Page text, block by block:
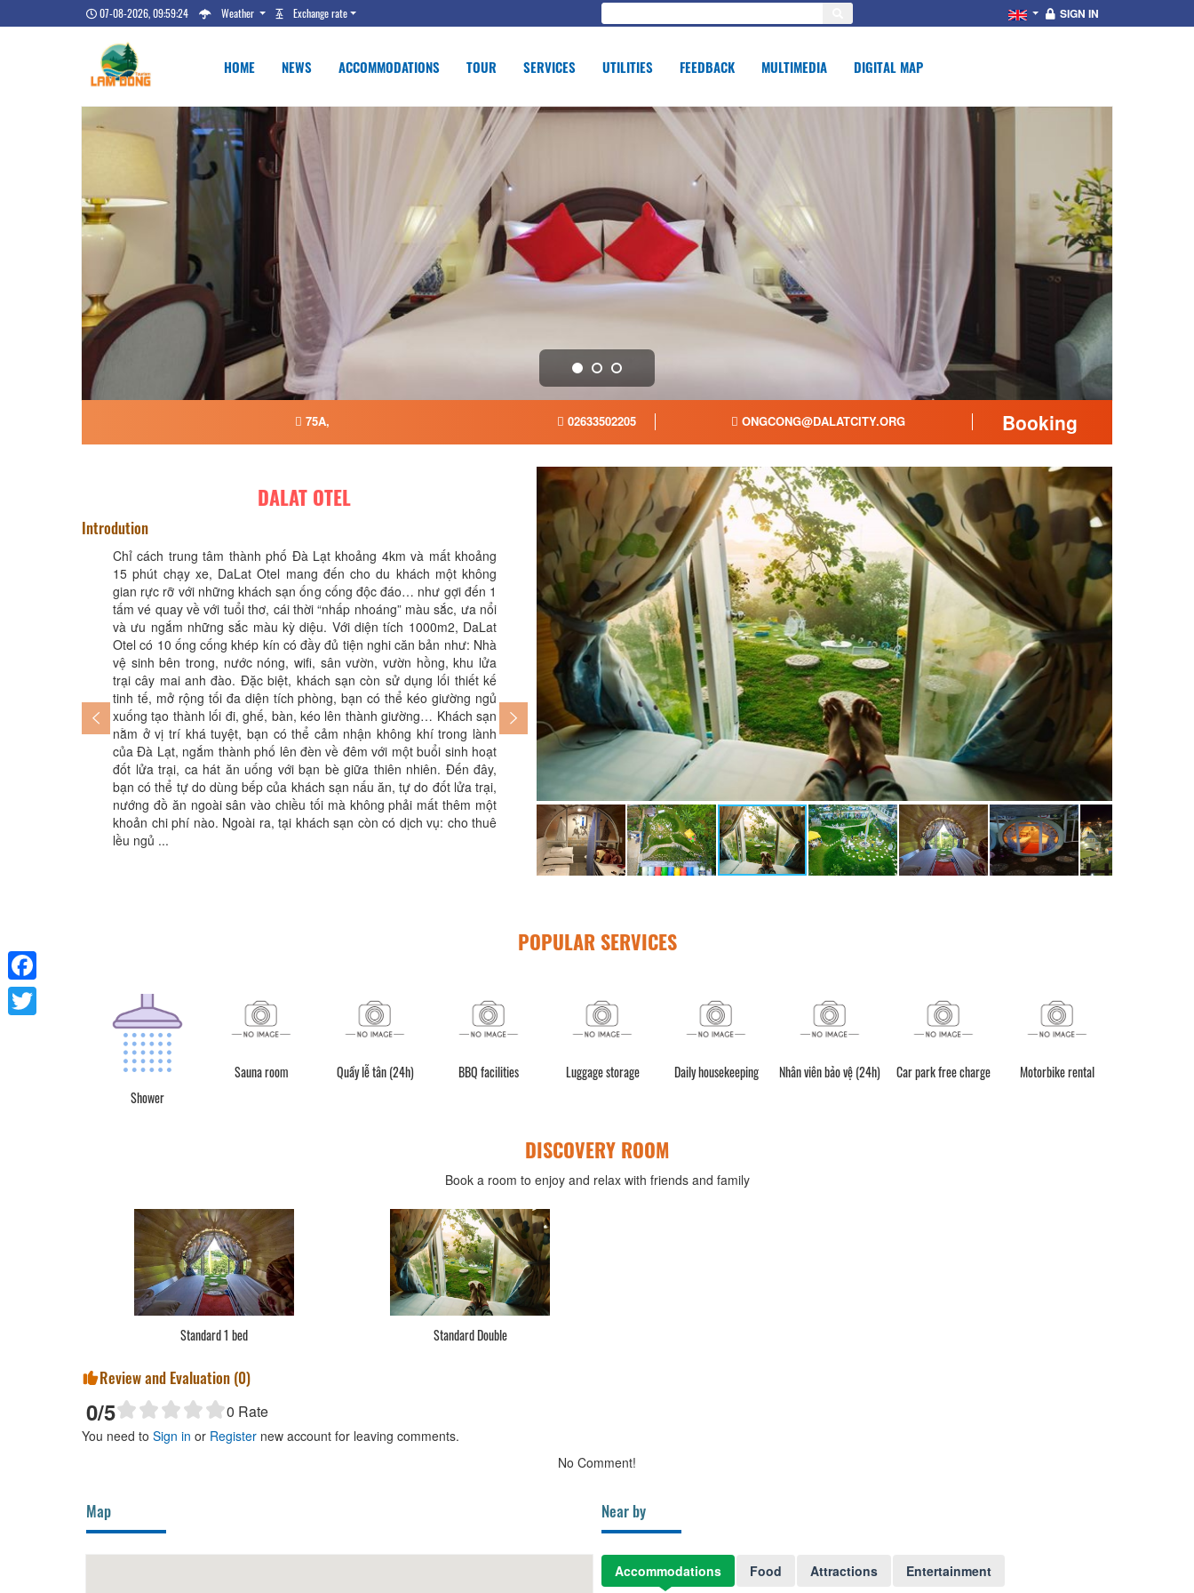
07-08-2026, 09:59:25 Weather Exchange rate SIGN IN
HOME NEWS ACCOMMODATIONS TOUR SERVICES UTILITIES FEEDBACK MULTIMEDIA DIGITAL MAP
75A, 02633502205 ONGCONG@DALATCITY.ORG Booking
DALAT OTEL
Introdution
Chỉ cách trung tâm thành phố Đà Lạt khoảng 4km và mất khoảng
15 phút chạy xe, DaLat Otel mang đến cho du khách một không
gian rực rỡ với những khách sạn ống cống độc đáo… như gợi đến 1
tấm vé quay về với tuổi thơ, cái thời “nhấp nhoáng” màu sắc, ưa nổi
và ưu ngắm những sắc màu kỳ diệu. Với diện tích 1000m2, DaLat
Otel có 10 ống cống khép kín có đầy đủ tiện nghi căn bản như: Nhà
vệ sinh bên trong, nước nóng, wifi, sân vườn, vườn hồng, khu lửa
trại cây mai anh đào. Đặc biệt, khách sạn còn sử dụng lối thiết kế
tinh tế, mở rộng tối đa diện tích phòng, bạn có thể kéo giường ngủ
xuống tạo thành lối đi, ghế, bàn, kéo lên thành giường… Khách sạn
nằm ở vị trí khá tuyệt, bạn có thể cảm nhận không khí trong lành
của Đà Lạt, ngắm thành phố lên đèn về đêm với một buổi sinh hoạt
đốt lửa trại, ca hát ăn uống với bạn bè giữa thiên nhiên. Đến đây,
bạn có thể tự do dùng bếp của khách sạn nấu ăn, tự do đốt lửa trại,
nướng đồ ăn ngoài sân vào chiều tối mà không phải mất thêm một
khoản chi phí nào. Ngoài ra, tại khách sạn còn có dịch vụ: cho thuê
lều ngủ ...
tại khuôn viên nếu hết phòng, lửa trại free, nướng thịt có người mua
dùm nếu có nhu cầu, có cho thuê xe để đi dạo Đà Lạt….
POPULAR SERVICES
Shower
Sauna room Quầy lễ tân (24h) BBQ facilities Luggage storage Daily housekeeping Nhân viên bảo vệ (24h) Car park free charge Motorbike rental
DISCOVERY ROOM
Book a room to enjoy and relax with friends and family
Standard 1 bed Standard Double
Review and Evaluation (0)
0/5 0 Rate
You need to Sign in or Register new account for leaving comments.
No Comment!
Map Near by
Accommodations Food Attractions Entertainment
Facebook